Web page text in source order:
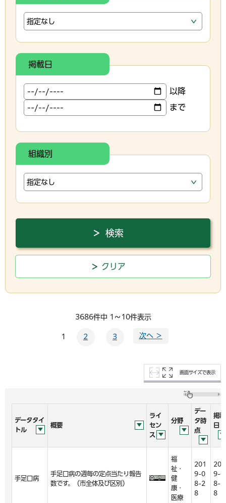
掲載日
以降
まで
組織別
3686件中 1～10件表示
1 2 3 次へ ＞
画面サイズで表示
データタイ
トル
概要
ライ
セン
ス
分野
デー
タ時
点
掲載
日
手足口病
手足口病の週毎の定点当たり報告
数です。（市全体及び区別）
福
祉・
健
康・
医療
201
9-0
8-2
8
201
9-0
8-2
8